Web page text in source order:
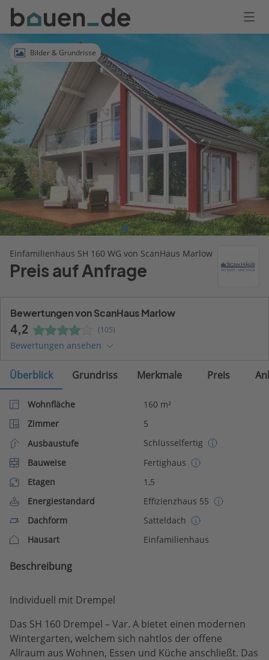
Bauen
Logo
AnmeldenBilder & Grundrisse
Einfamilienhaus SH 160 WG von ScanHaus Marlow
Preis auf Anfrage
Bewertungen von ScanHaus Marlow
4,2 (105)
Bewertungen ansehen
Überblick Grundriss Merkmale Preis
Wohnfläche
160 m²
Zimmer
5
Ausbaustufe
Schlüsselfertig
Bauweise
Fertighaus
Etagen
1,5
Energiestandard
Effizienzhaus 55
Dachform
Satteldach
Hausart
Einfamilienhaus
Beschreibung
Individuell mit Drempel
Das SH 160 Drempel – Var. A bietet einen modernen
Wintergarten, welchem sich nahtlos der offene
Allraum aus Wohnen, Essen und Küche anschließt. Das